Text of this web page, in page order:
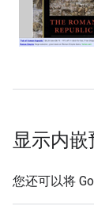
显示内嵌
您还可以将